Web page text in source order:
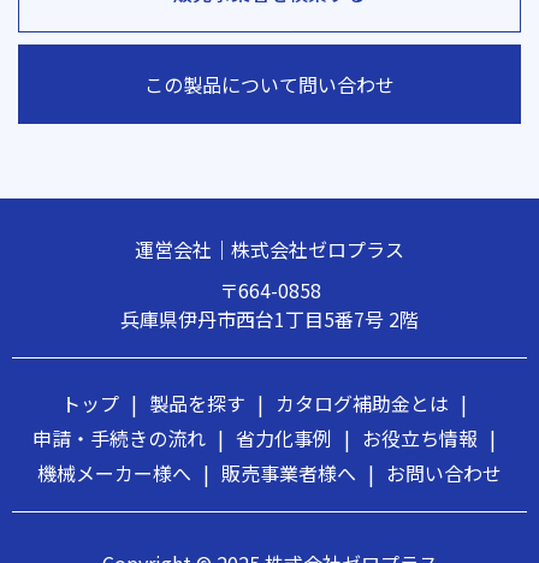
この製品について問い合わせ
運営会社｜株式会社ゼロプラス
〒664-0858
兵庫県伊丹市西台1丁目5番7号 2階
トップ | 製品を探す | カタログ補助金とは |
申請・手続きの流れ | 省力化事例 | お役立ち情報 |
機械メーカー様へ | 販売事業者様へ | お問い合わせ